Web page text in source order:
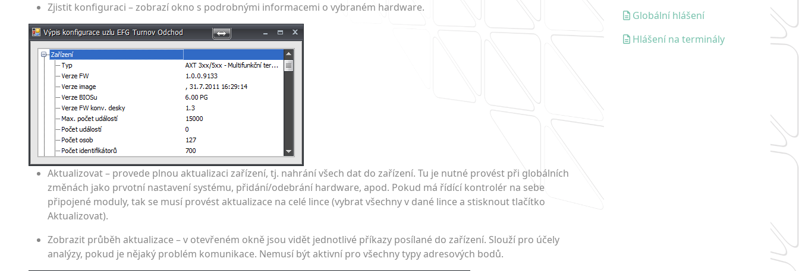
Zjistit konfiguraci – zobrazí okno s podrobnými informacemi o vybraném hardware.
Aktualizovat – provede plnou aktualizaci zařízení, tj. nahrání všech dat do zařízení. Tu je nutné provést při globálních
změnách jako prvotní nastavení systému, přidání/odebrání hardware, apod. Pokud má řídící kontrolér na sebe
připojené moduly, tak se musí provést aktualizace na celé lince (vybrat všechny v dané lince a stisknout tlačítko
Aktualizovat).
Zobrazit průběh aktualizace – v otevřeném okně jsou vidět jednotlivé příkazy posílané do zařízení. Slouží pro účely
analýzy, pokud je nějaký problém komunikace. Nemusí být aktivní pro všechny typy adresových bodů.
Globální hlášení
Hlášení na terminály